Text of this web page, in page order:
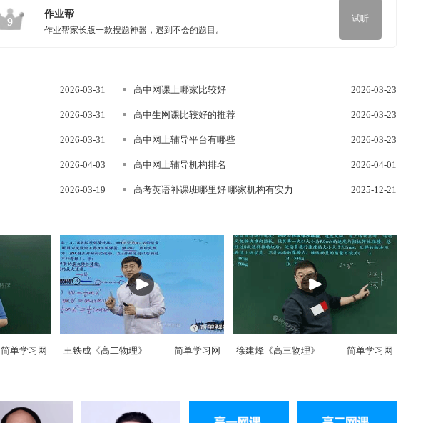
9
作业帮
作业帮家长版一款搜题神器，遇到不会的题目。
试听
2026-03-31 高中网课上哪家比较好 2026-03-23
2026-03-31 高中生网课比较好的推荐 2026-03-23
2026-03-31 高中网上辅导平台有哪些 2026-03-23
2026-04-03 高中网上辅导机构排名 2026-04-01
2026-03-19 高考英语补课班哪里好 哪家机构有实力 2025-12-21
简单学习网 王铁成《高二物理》 简单学习网 徐建烽《高三物理》 简单学习网